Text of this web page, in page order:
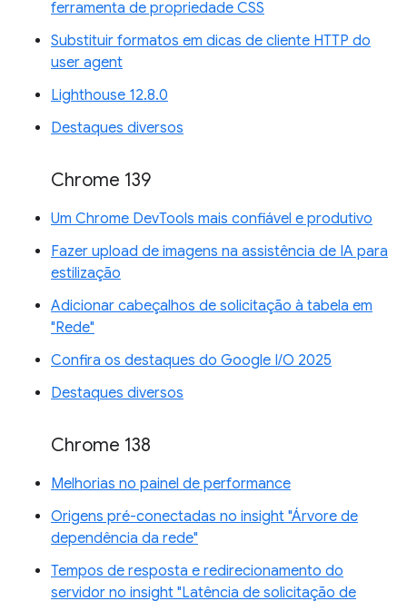
ferramenta de propriedade CSS
Substituir formatos em dicas de cliente HTTP do
user agent
Lighthouse 12.8.0
Destaques diversos
Chrome 139
Um Chrome DevTools mais confiável e produtivo
Fazer upload de imagens na assistência de IA para
estilização
Adicionar cabeçalhos de solicitação à tabela em
"Rede"
Confira os destaques do Google I/O 2025
Destaques diversos
Chrome 138
Melhorias no painel de performance
Origens pré-conectadas no insight "Árvore de
dependência da rede"
Tempos de resposta e redirecionamento do
servidor no insight "Latência de solicitação de